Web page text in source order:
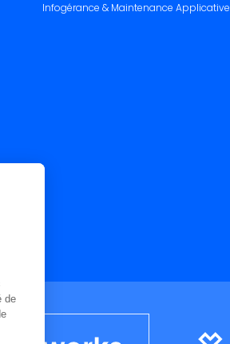
Infogérance & Maintenance Applicative
de